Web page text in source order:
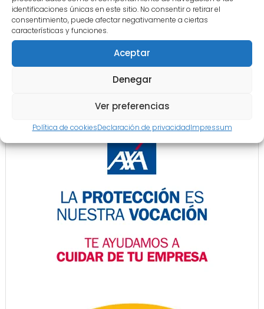
identificaciones únicas en este sitio. No consentir o retirar el
consentimiento, puede afectar negativamente a ciertas
características y funciones.
Aceptar
Denegar
Ver preferencias
Política de cookiesDeclaración de privacidadImpressum